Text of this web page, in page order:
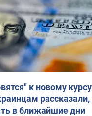
к новому курсу
рассказали,
в ближайшие дни